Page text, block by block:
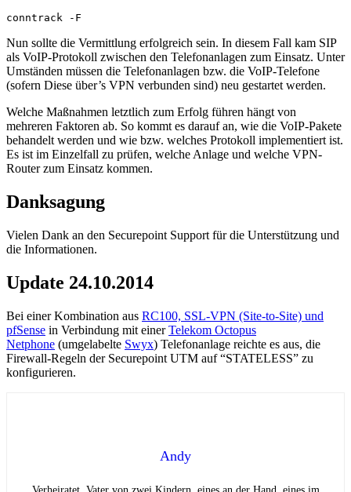
conntrack -F
Nun sollte die Vermittlung erfolgreich sein. In diesem Fall kam SIP
als VoIP-Protokoll zwischen den Telefonanlagen zum Einsatz. Unter
Umständen müssen die Telefonanlagen bzw. die VoIP-Telefone
(sofern Diese über’s VPN verbunden sind) neu gestartet werden.
Welche Maßnahmen letztlich zum Erfolg führen hängt von
mehreren Faktoren ab. So kommt es darauf an, wie die VoIP-Pakete
behandelt werden und wie bzw. welches Protokoll implementiert ist.
Es ist im Einzelfall zu prüfen, welche Anlage und welche VPN-
Router zum Einsatz kommen.
Danksagung
Vielen Dank an den Securepoint Support für die Unterstützung und
die Informationen.
Update 24.10.2014
Bei einer Kombination aus RC100, SSL-VPN (Site-to-Site) und
pfSense in Verbindung mit einerTelekom Octopus
Netphone (umgelabelte Swyx) Telefonanlage reichte es aus, die
Firewall-Regeln der Securepoint UTM auf “STATELESS” zu
konfigurieren.
Andy